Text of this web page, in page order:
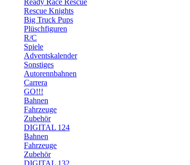
Ready Race Rescue
Rescue Knights
Big Truck Pups
Plüschfiguren
R/C
Spiele
Adventskalender
Sonstiges
Autorennbahnen
Carrera
GO!!!
Bahnen
Fahrzeuge
Zubehör
DIGITAL 124
Bahnen
Fahrzeuge
Zubehör
DIGITAL 132